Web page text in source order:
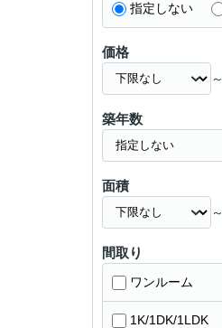
指定しない
価格
～
築年数
面積
～
間取り
ワンルーム
1K/1DK/1LDK